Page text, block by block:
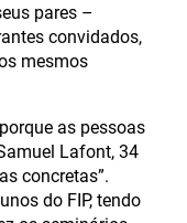
pares –
convidados,
mesmos
as pessoas
Lafont, 34
concretas”.
do FIP, tendo